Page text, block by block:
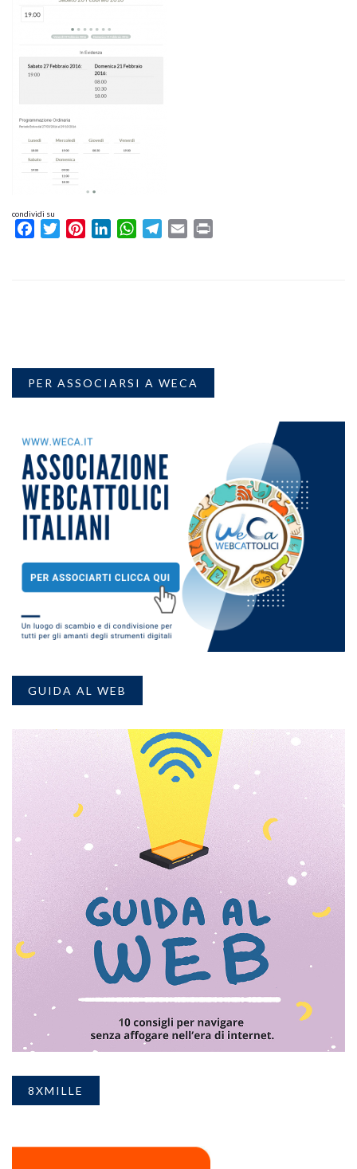
condividi su
FacebookTwitterPinterestLinkedInWhatsAppTelegram
Email
PER ASSOCIARSI A WECA
GUIDA AL WEB
8XMILLE